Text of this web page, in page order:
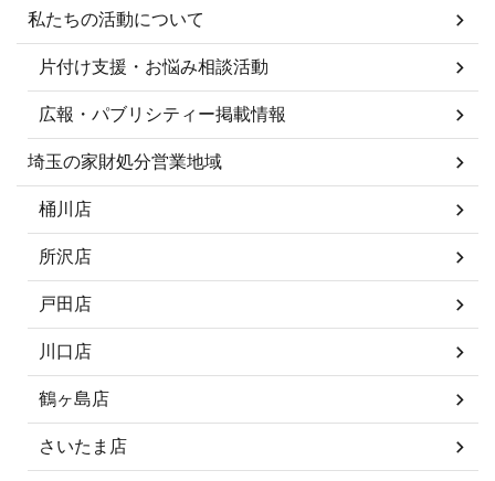
私たちの活動について
片付け支援・お悩み相談活動
広報・パブリシティー掲載情報
埼玉の家財処分営業地域
桶川店
所沢店
戸田店
川口店
鶴ヶ島店
さいたま店